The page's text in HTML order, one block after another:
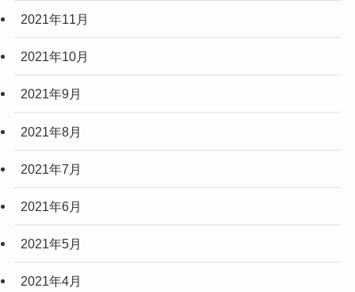
2021年11月
2021年10月
2021年9月
2021年8月
2021年7月
2021年6月
2021年5月
2021年4月